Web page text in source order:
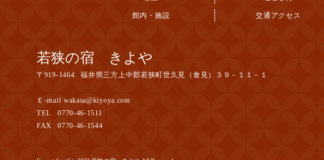
館内・施設 交通アクセス
若狭の宿 きよや
〒 919-1464 福井県三方上中郡若狭町世久見（食見）３９－１１－１
Ｅ-mail wakasa@kiyoya.com
TEL
0770-46-1511
FAX
0770-46-1544